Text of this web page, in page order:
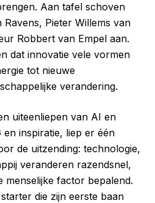
Aan tafel schoven
Pieter Willems van
Robbert van Empel aan.
dat innovatie vele vormen
tot nieuwe
verandering.
uiteenliepen van AI en
inspiratie, liep er één
de uitzending: technologie,
veranderen razendsnel,
menselijke factor bepalend.
die zijn eerste baan